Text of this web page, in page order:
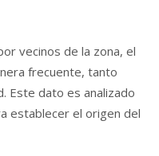
vecinos de la zona, el
frecuente, tanto
Este dato es analizado
establecer el origen del